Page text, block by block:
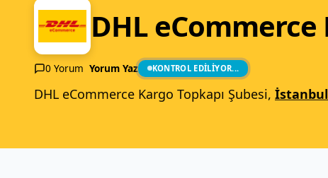
DHL eCommerce
0 Yorum Yorum Yaz KONTROL EDILIYOR...
DHL eCommerce Kargo Topkapı Şubesi, İstanbul